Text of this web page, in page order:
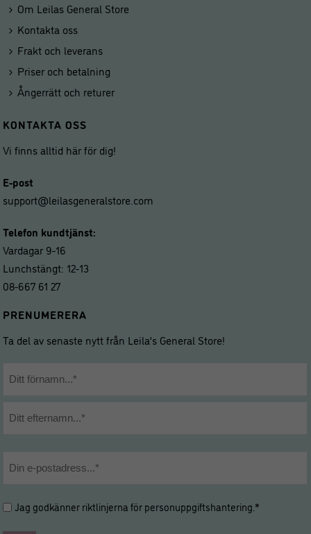
Om Leilas General Store
Kontakta oss
Frakt och leverans
Priser och betalning
Ångerrätt och returer
KONTAKTA OSS
Vi finns alltid här för dig!
E-post
support@leilasgeneralstore.com
Telefon kundtjänst:
Vardagar 9-16
Lunchstängt: 12-13
08-667 61 27
PRENUMERERA
Ta del av senaste nytt från Leila’s General Store!
Hantering
Jag godkänner riktlinjerna förpersonuppgiftshantering .*